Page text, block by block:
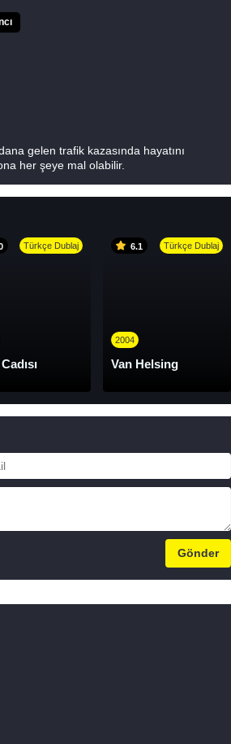
gelen trafik kazasında hayatını
her şeye mal olabilir.
Türkçe Dublaj 6.1 Türkçe Dublaj
2004
Van Helsing